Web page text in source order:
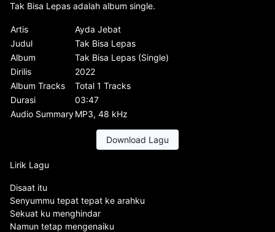
Tak Bisa Lepas adalah album single.
Artis
Ayda Jebat
Judul
Tak Bisa Lepas
Album
Tak Bisa Lepas (Single)
Dirilis
2022
Album Tracks
Total 1 Tracks
Durasi
03:47
Audio SummaryMP3, 48 kHz
Download Lagu
Lirik Lagu
Disaat itu
Senyummu tepat tepat ke arahku
Sekuat ku menghindar
Namun tetap mengenaiku